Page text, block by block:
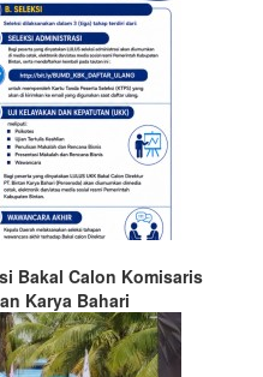
Bakal Calon Komisaris
Karya Bahari